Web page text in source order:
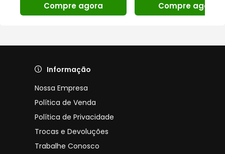
Compre agora Compre agora
Informação
Nossa Empresa
Política de Venda
Política de Privacidade
Trocas e Devoluções
Trabalhe Conosco